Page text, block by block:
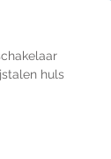
huls